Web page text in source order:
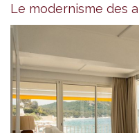
Le modernisme des